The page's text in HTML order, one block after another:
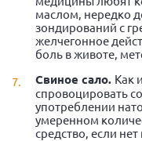
маслом, нередко
зондирований с
желчегонное
боль в животе,
Свиное сало. Как
спровоцировать
употреблении
умеренном
средство, если